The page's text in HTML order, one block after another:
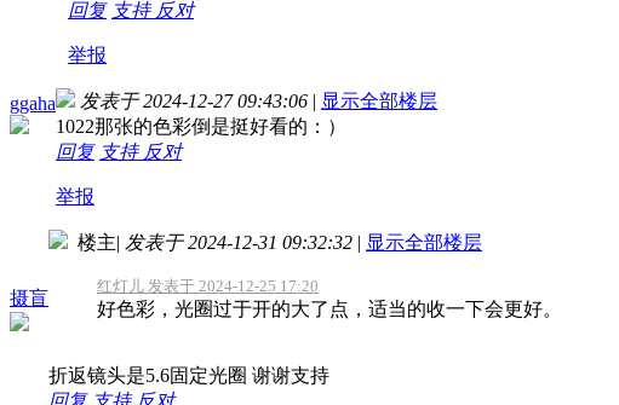
回复 支持 反对
举报
ggaha 发表于 2024-12-27 09:43:06 | 显示全部楼层
1022那张的色彩倒是挺好看的：）
回复 支持 反对
举报
摄盲
楼主| 发表于 2024-12-31 09:32:32 | 显示全部楼层
红灯儿 发表于 2024-12-25 17:20
好色彩，光圈过于开的大了点，适当的收一下会更好。
折返镜头是5.6固定光圈 谢谢支持
回复 支持 反对